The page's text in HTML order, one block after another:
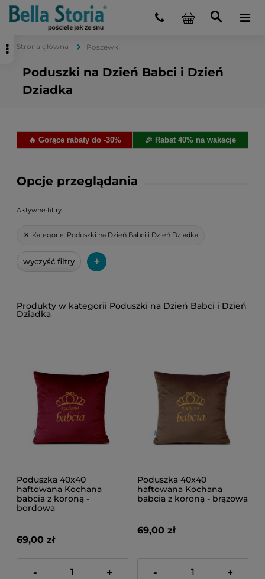
Strona główna Poszewki
Poduszki na Dzień Babci i Dzień
Dziadka
🔥 Gorące rabaty do -30% 🎉 Rabat 40% na wakacje
Opcje przeglądania
Aktywne filtry:
Kategorie: Poduszki na Dzień Babci i Dzień Dziadka
wyczyść filtry +
Poduszki na Dzień Babci i Dzień
Dziadka
Poduszka 40x40
haftowana Kochana
babcia z koroną -
bordowa
69,00 zł
- +
Poduszka 40x40
haftowana Kochana
babcia z koroną - brązowa
69,00 zł
- +